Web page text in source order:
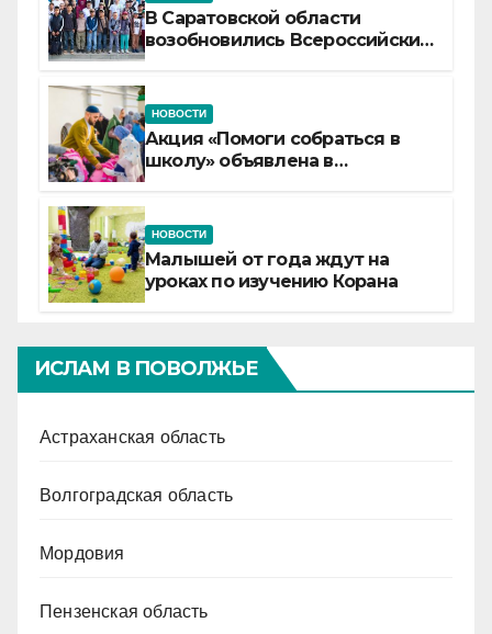
В Саратовской области
возобновились Всероссийские
НОВОСТИ
Акция «Помоги собраться в
школу» объявлена в
НОВОСТИ
Малышей от года ждут на
уроках по изучению Корана
ИСЛАМ В ПОВОЛЖЬЕ
Астраханская область
Волгоградская область
Мордовия
Пензенская область